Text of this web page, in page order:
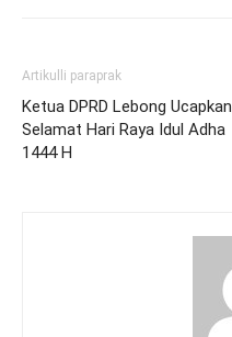
Artikulli paraprak
Ketua DPRD Lebong Ucapkan
Selamat Hari Raya Idul Adha
1444 H